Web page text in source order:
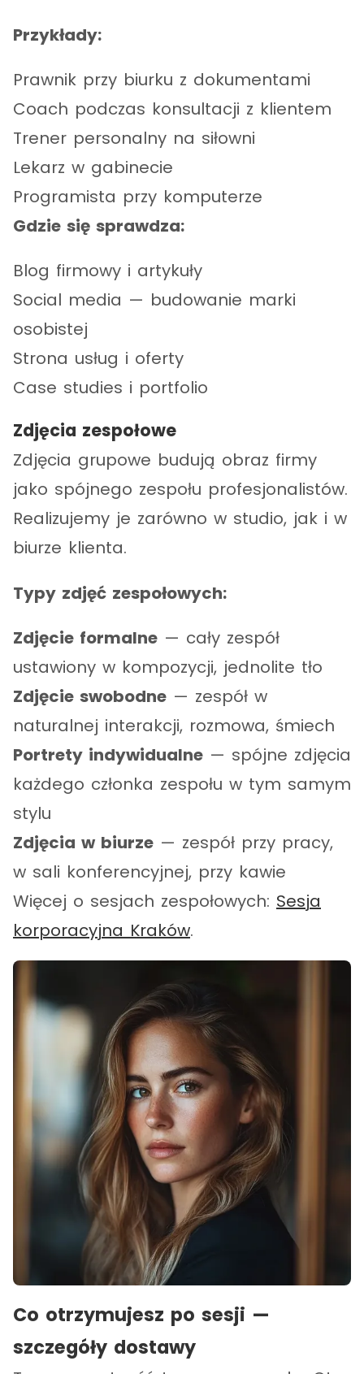
Przykłady:
Prawnik przy biurku z dokumentami
Coach podczas konsultacji z klientem
Trener personalny na siłowni
Lekarz w gabinecie
Programista przy komputerze
Gdzie się sprawdza:
Blog firmowy i artykuły
Social media — budowanie marki
osobistej
Strona usług i oferty
Case studies i portfolio
Zdjęcia zespołowe
Zdjęcia grupowe budują obraz firmy
jako spójnego zespołu profesjonalistów.
Realizujemy je zarówno w studio, jak i w
biurze klienta.
Typy zdjęć zespołowych:
Zdjęcie formalne — cały zespół
ustawiony w kompozycji, jednolite tło
Zdjęcie swobodne — zespół w
naturalnej interakcji, rozmowa, śmiech
Portrety indywidualne — spójne zdjęcia
każdego członka zespołu w tym samym
stylu
Zdjęcia w biurze — zespół przy pracy,
w sali konferencyjnej, przy kawie
Więcej o sesjach zespołowych: Sesja
korporacyjna Kraków.
Co otrzymujesz po sesji —
szczegóły dostawy